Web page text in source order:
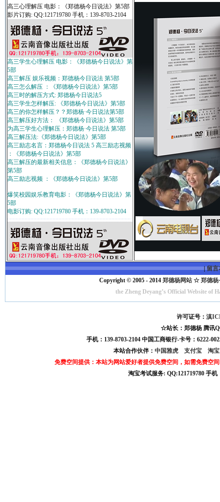
高三心理解压 电影：《郑德杨今日说法》第5部
影片订购: QQ:121719780 手机：139-8703-2104
高三学生心理解压 电影：《郑德杨今日说法》第
5部
高三解压 娱乐视频：郑德杨今日说法 第5部
高三怎么解压 ：《郑德杨今日说法》第5部
高三时的解压方式: 郑德杨今日说法5
高三学生怎样解压: 《郑德杨今日说法》第5部
高三的你怎样解压？？郑德杨·今日说法第5部
高三解压好方法： 《郑德杨今日说法》第5部
为高三学生心理解压：郑德杨·今日说法 第5部
高三解压法:《郑德杨今日说法》第5部
高三励志名言：郑德杨今日说法 5 高三励志视频
：《郑德杨今日说法》第5部
高三解压的最新相关信息：《郑德杨今日说法》
第5部
高三励志视频 ：《郑德杨今日说法》第5部
爆笑校园娱乐教育电影：《郑德杨今日说法》第
5部
电影订购: QQ:121719780 手机：139-8703-2104
|留言
Copyright © 2005 - 2014 郑德杨网站 ☆ 郑德杨
the Zheng Deyang’s Official Website
许可证号：滇
☆站长：郑德杨 腾讯
手机：139-8703-2104 中国工商银行-卡号：6222-
本站合作伙伴： 中国雅虎 支付宝
淘
免费空间提供：本站为网站爱好者提供免费空间，如需免费空
淘宝考试服务: QQ:121719780 手